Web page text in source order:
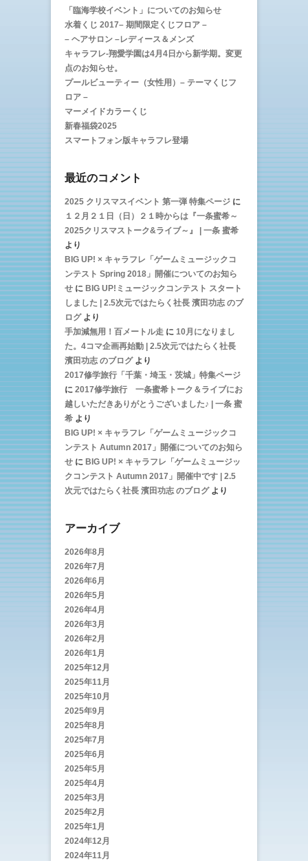
「臨海学校イベント」についてのお知らせ
水着くじ 2017– 期間限定くじフロア –
– ヘアサロン –レディース＆メンズ
キャラフレ-翔愛学園は4月4日から新学期。変更
点のお知らせ。
プールビューティー（女性用）– テーマくじフ
ロア –
マーメイドカラーくじ
新春福袋2025
スマートフォン版キャラフレ登場
最近のコメント
2025 クリスマスイベント 第一弾 特集ページ に
１２月２１日（日）２１時からは『一条蜜希～
2025クリスマストーク&ライブ～』 | 一条 蜜希
より
BIG UP! × キャラフレ「ゲームミュージックコ
ンテスト Spring 2018」開催についてのお知ら
せ に BIG UP!ミュージックコンテスト スタート
しました | 2.5次元ではたらく社長 濱田功志 のブ
ログより
手加減無用！百メートル走 に 10月になりまし
た。4コマ企画再始動 | 2.5次元ではたらく社長
濱田功志 のブログより
2017修学旅行「千葉・埼玉・茨城」特集ページ
に 2017修学旅行 一条蜜希トーク＆ライブにお
越しいただきありがとうございました♪ | 一条 蜜
希 より
BIG UP! × キャラフレ「ゲームミュージックコ
ンテスト Autumn 2017」開催についてのお知ら
せ に BIG UP! × キャラフレ「ゲームミュージッ
クコンテスト Autumn 2017」開催中です | 2.5
次元ではたらく社長 濱田功志 のブログより
アーカイブ
2026年8月
2026年7月
2026年6月
2026年5月
2026年4月
2026年3月
2026年2月
2026年1月
2025年12月
2025年11月
2025年10月
2025年9月
2025年8月
2025年7月
2025年6月
2025年5月
2025年4月
2025年3月
2025年2月
2025年1月
2024年12月
2024年11月